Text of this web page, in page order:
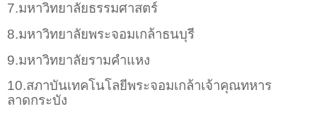
7.มหาวิทยาลัยธรรมศาสตร์
8.มหาวิทยาลัยพระจอมเกล้าธนบุรี
9.มหาวิทยาลัยรามคำแหง
10.สภาบันเทคโนโลยีพระจอมเกล้าเจ้าคุณทหาร
ลาดกระบัง